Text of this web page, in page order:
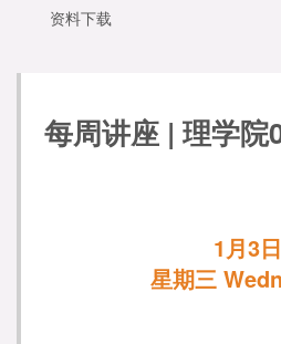
资料下载
每周讲座 | 理学院
1月3日
星期三